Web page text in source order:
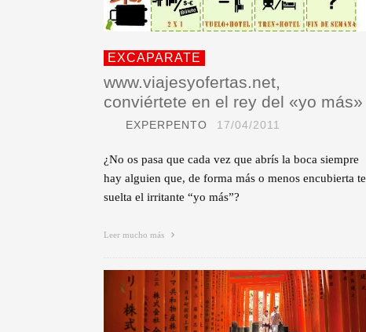
EXCAPARATE
www.viajesyofertas.net,
conviértete en el rey del «yo más»
EXPERPENTO 17/04/2011
¿No os pasa que cada vez que abrís la boca siempre
hay alguien que, de forma más o menos encubierta te
suelta el irritante “yo más”?
Leer mucho más